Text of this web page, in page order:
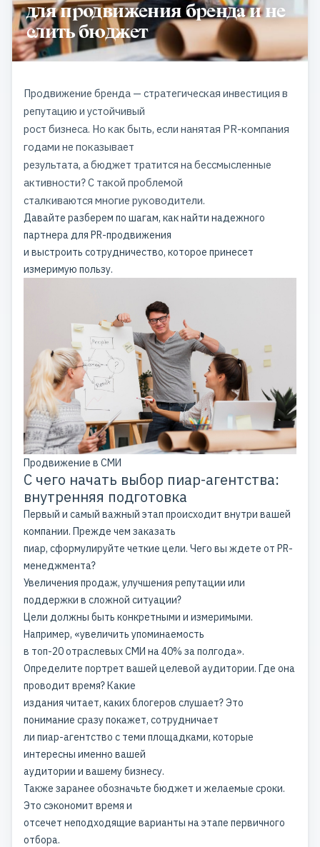
для продвижения бренда и не
слить бюджет
Продвижение бренда — стратегическая инвестиция в
репутацию и устойчивый
рост бизнеса. Но как быть, если нанятая PR-компания
годами не показывает
результата, а бюджет тратится на бессмысленные
активности? С такой проблемой
сталкиваются многие руководители.
Давайте разберем по шагам, как найти надежного
партнера для PR-продвижения
и выстроить сотрудничество, которое принесет
измеримую пользу.
Продвижение в СМИ
С чего начать выбор пиар-агентства:
внутренняя подготовка
Первый и самый важный этап происходит внутри вашей
компании. Прежде чем заказать
пиар, сформулируйте четкие цели. Чего вы ждете от PR-
менеджмента?
Увеличения продаж, улучшения репутации или
поддержки в сложной ситуации?
Цели должны быть конкретными и измеримыми.
Например, «увеличить упоминаемость
в топ-20 отраслевых СМИ на 40% за полгода».
Определите портрет вашей целевой аудитории. Где она
проводит время? Какие
издания читает, каких блогеров слушает? Это
понимание сразу покажет, сотрудничает
ли пиар-агентство с теми площадками, которые
интересны именно вашей
аудитории и вашему бизнесу.
Также заранее обозначьте бюджет и желаемые сроки.
Это сэкономит время и
отсечет неподходящие варианты на этапе первичного
отбора.